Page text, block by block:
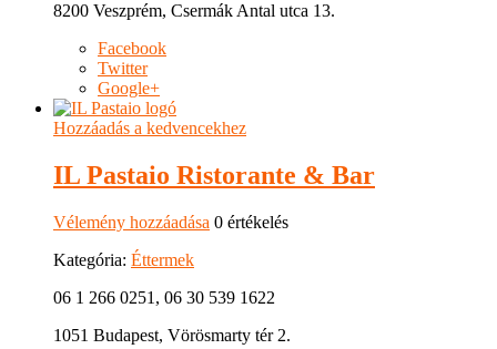
8200 Veszprém, Csermák Antal utca 13.
Facebook
Twitter
Google+
Hozzáadás a kedvencekhez
IL Pastaio Ristorante & Bar
Vélemény hozzáadása 0 értékelés
Kategória: Éttermek
06 1 266 0251, 06 30 539 1622
1051 Budapest, Vörösmarty tér 2.